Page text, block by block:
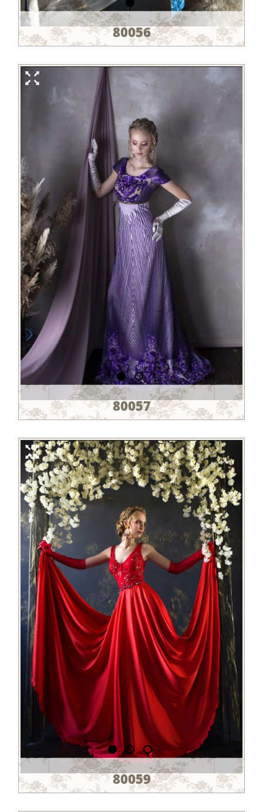
80056
80057
80059